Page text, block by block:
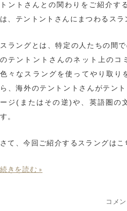
トントさんとの関わりをご紹介
は、テントントさんにまつわるスラ
スラングとは、特定の人たちの間
のテントントさんのネット上のコ
色々なスラングを使ってやり取り
ら、海外のテントントさんがテン
ージ(またはその逆)や、英語圏の
す。
さて、今回ご紹介するスラングはこ
続きを読む »
コメ